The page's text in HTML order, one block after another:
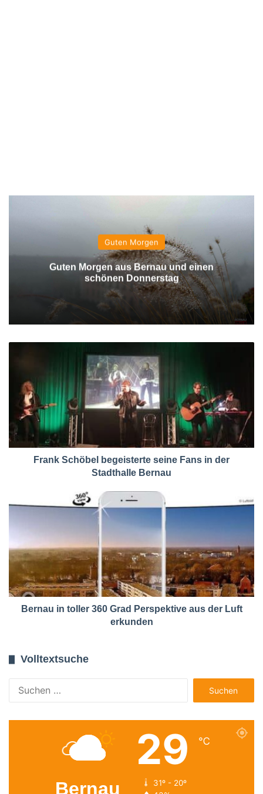
Guten Morgen
Guten Morgen aus Bernau und einen
schönen Donnerstag
Frank Schöbel begeisterte seine Fans in der
Stadthalle Bernau
Bernau in toller 360 Grad Perspektive aus der Luft
erkunden
Volltextsuche
nach:
Bernau
29 ℃
31º - 20º